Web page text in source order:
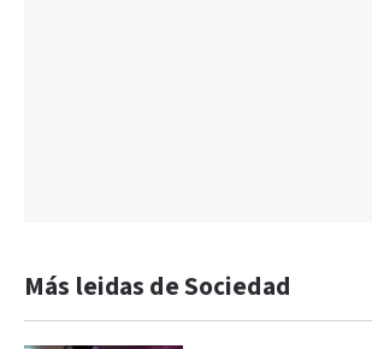
Más leidas de Sociedad